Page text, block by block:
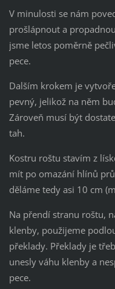
V minulosti se nám
prošlápnout a
jsme letos poměrně
pece.
Dalším krokem je
pevný, jelikož na něm
Zároveň musí být
tah.
Kostru roštu stavím z
mít po omazání hlínů
děláme tedy asi 10 cm
Na přendí stranu roštu,
klenby, použijeme
překlady. Překlady je
unesly váhu klenby a
pece.